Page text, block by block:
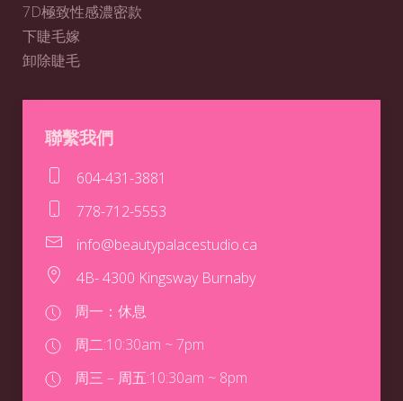
7D極致性感濃密款
下睫毛嫁
卸除睫毛
聯繫我們
604-431-3881
778-712-5553
info@beautypalacestudio.ca
4B- 4300 Kingsway Burnaby
周一：休息
周二:10:30am ~ 7pm
周三 – 周五:10:30am ~ 8pm